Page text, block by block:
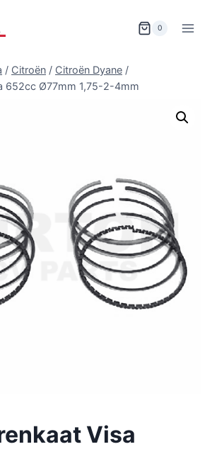
0
/ Citroën / Citroën Dyane /
652cc Ø77mm 1,75-2-4mm
Visa